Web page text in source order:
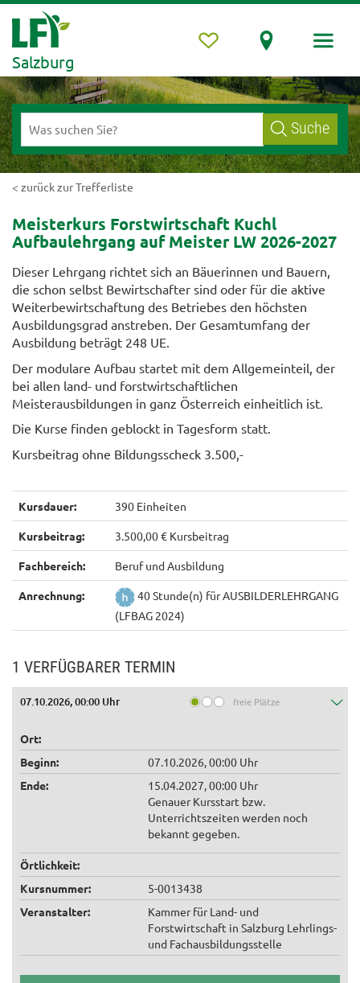
Salzburg
Suche
< zurück zur Trefferliste
Meisterkurs Forstwirtschaft Kuchl
Aufbaulehrgang auf Meister LW 2026-2027
Dieser Lehrgang richtet sich an Bäuerinnen und Bauern,
die schon selbst Bewirtschafter sind oder für die aktive
Weiterbewirtschaftung des Betriebes den höchsten
Ausbildungsgrad anstreben. Der Gesamtumfang der
Ausbildung beträgt 248 UE.
Der modulare Aufbau startet mit dem Allgemeinteil, der
bei allen land- und forstwirtschaftlichen
Meisterausbildungen in ganz Österreich einheitlich ist.
Die Kurse finden geblockt in Tagesform statt.
Kursbeitrag ohne Bildungsscheck 3.500,-
Kursdauer: 390 Einheiten
Kursbeitrag: 3.500,00 € Kursbeitrag
Fachbereich: Beruf und Ausbildung
Anrechnung:
40 Stunde(n) für AUSBILDERLEHRGANG
(LFBAG 2024)
1 VERFÜGBARER TERMIN
07.10.2026, 00:00 Uhr freie Plätze
Ort:
Beginn:
07.10.2026, 00:00 Uhr
Ende:
15.04.2027, 00:00 Uhr
Genauer Kursstart bzw.
Unterrichtszeiten werden noch
bekannt gegeben.
Örtlichkeit:
Kursnummer:
5-0013438
Veranstalter:
Kammer für Land- und
Forstwirtschaft in Salzburg Lehrlings-
und Fachausbildungsstelle